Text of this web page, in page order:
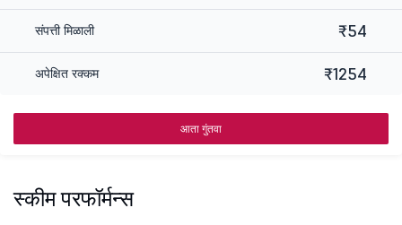
संपत्ती मिळाली ₹54
अपेक्षित रक्कम ₹1254
आता गुंतवा
स्कीम परफॉर्मन्स